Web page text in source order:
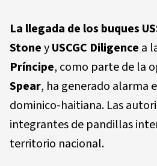
La llegada de los buques
StoneyUSCGC Diligence a
Príncipe, como parte de la
Spear, ha generado alarma
dominico-haitiana. Las
integrantes de pandillas
territorio nacional.